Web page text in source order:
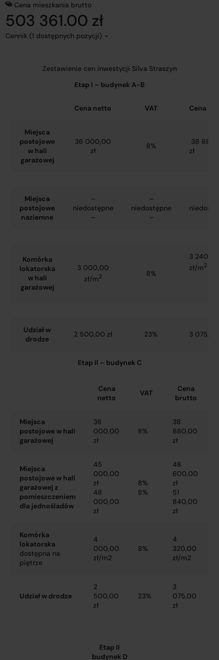
Cena mieszkania brutto
503 361.00 zł
Cennik (1 dostępnych pozycji)
Zestawienie cen inwestycji Silva Straszyn
Etap I – budynek A-B
Cena netto VAT Cena
Miejsca
postojowe
w hali
garażowej
36 000,00
zł
8%
38
zł
Miejsca
postojowe
naziemne
–
niedostępne
–
–
niedostępne
–
–
–
Komórka
lokatorska
w hali
garażowej
3 000,00
zł/m2 8%
3 240,00
zł/m2
Udział w
drodze
2 500,00 zł 23% 3 075,00
Etap II – budynek C
Cena
netto
VAT
Cena
brutto
Miejsca
postojowe w hali
garażowej
36
000,00
zł
8%
38
880,00
zł
Miejsca
postojowe w hali
garażowej z
pomieszczeniem
dla jednośladów
45
000,00
zł
48
000,00
zł
8%
8%
48
600,00
zł
51
840,00
zł
Komórka
lokatorska
dostępna na
piętrze
4
000,00
zł/m2
8%
4
320,00
zł/m2
Udział w drodze
2
500,00
zł
23%
3
075,00
zł
Etap II
budynek D